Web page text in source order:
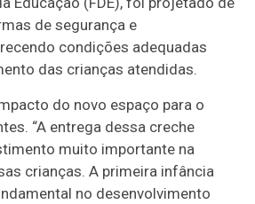
de segurança e
condições adequadas
das crianças atendidas.
do novo espaço para o
“A entrega dessa creche
muito importante na
crianças. A primeira infância
no desenvolvimento